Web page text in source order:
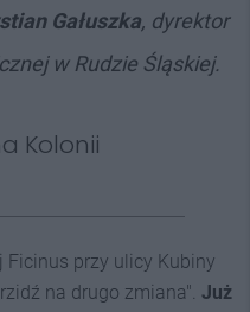
Gałuszka, dyrektor
w Rudzie Śląskiej.
Kolonii
Ficinus przy ulicy Kubiny
na drugo zmiana". Już